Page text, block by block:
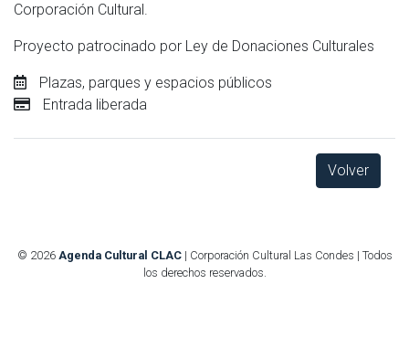
Corporación Cultural.
Proyecto patrocinado por Ley de Donaciones Culturales
Plazas, parques y espacios públicos
Entrada liberada
Volver
© 2026 Agenda Cultural CLAC| Corporación Cultural Las Condes | Todos
los derechos reservados.